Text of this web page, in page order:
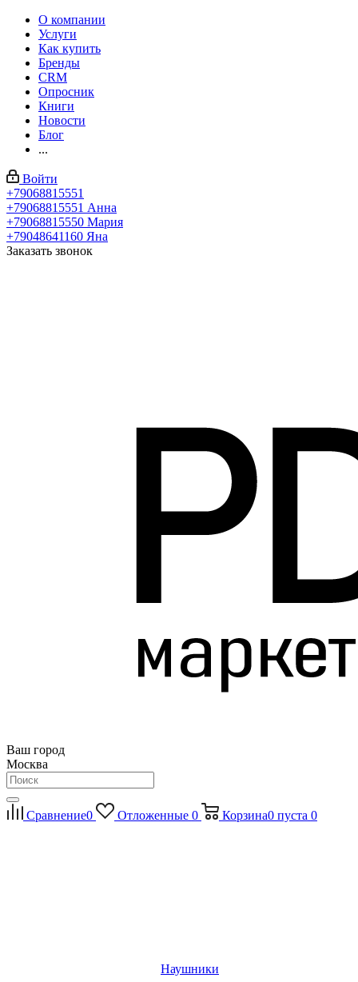
О компании
Услуги
Как купить
Бренды
CRM
Опросник
Книги
Новости
Блог
...
Войти
+79068815551
+79068815551 Анна
+79068815550 Мария
+79048641160 Яна
Заказать звонок
Ваш город
Москва
Сравнение0 Отложенные 0 Корзина0 пуста 0
Наушники